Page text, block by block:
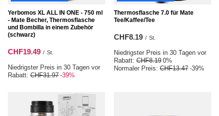
Yerbomos XL ALL IN ONE - 750 ml
- Mate Becher, Thermosflasche
und Bombilla in einem Zubehör
(schwarz)
CHF19.49 / St.
Niedrigster Preis in 30 Tagen vor
Rabatt: CHF31.97 -39%
Thermosflasche 7.0 für Mate
Tee/Kaffee/Tee
CHF8.19 / St.
Niedrigster Preis in 30 Tagen vor
Rabatt: CHF8.19 0%
Normaler Preis: CHF13.47 -39%